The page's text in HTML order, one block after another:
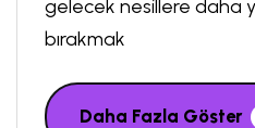
gelecek nesillere daha
bırakmak
Daha Fazla Göster